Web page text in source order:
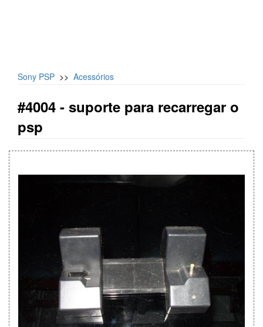
Sony PSP >> Acessórios
#4004 - suporte para recarregar o
psp